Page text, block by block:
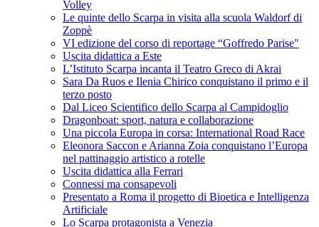
Volley
Le quinte dello Scarpa in visita alla scuola Waldorf di
Zoppè
VI edizione del corso di reportage “Goffredo Parise"
Uscita didattica a Este
L’Istituto Scarpa incanta il Teatro Greco di Akrai
Sara Da Ruos e Ilenia Chirico conquistano il primo e il
terzo posto
Dal Liceo Scientifico dello Scarpa al Campidoglio
Dragonboat: sport, natura e collaborazione
Una piccola Europa in corsa: International Road Race
Eleonora Saccon e Arianna Zoia conquistano l’Europa
nel pattinaggio artistico a rotelle
Uscita didattica alla Ferrari
Connessi ma consapevoli
Presentato a Roma il progetto di Bioetica e Intelligenza
Artificiale
Lo Scarpa protagonista a Venezia